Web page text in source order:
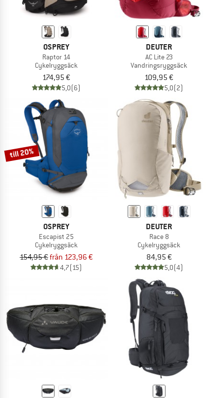
OSPREY
Raptor 14
Cykelryggsäck
174,95 €
5,0(6)
DEUTER
AC Lite 23
Vandringsryggsäck
109,95 €
5,0(2)
till 20%
OSPREY
Escapist 25
Cykelryggsäck
154,95 €från 123,96 €
4,7(15)
DEUTER
Race 8
Cykelryggsäck
84,95 €
5,0(4)